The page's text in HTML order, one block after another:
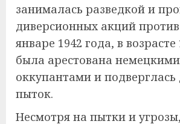
занималась разведкой и
диверсионных акций против
январе 1942 года, в возрасте
была арестована немецкими
оккупантами и
пыток.
Несмотря на пытки и